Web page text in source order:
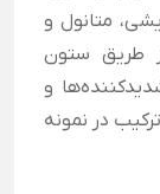
متانول و
طریق ستون
و
در نمونه